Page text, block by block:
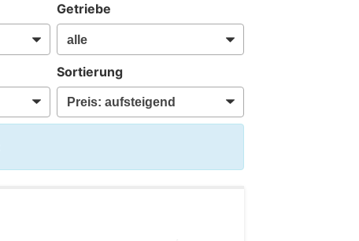
Getriebe
Sortierung